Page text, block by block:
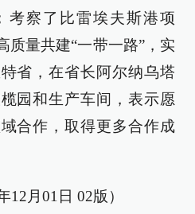
考察了比雷埃夫斯港项
质量共建“一带一路”，实
省，在省长阿尔纳乌塔
园和生产车间，表示愿
合作，取得更多合作成
12月01日 02版）